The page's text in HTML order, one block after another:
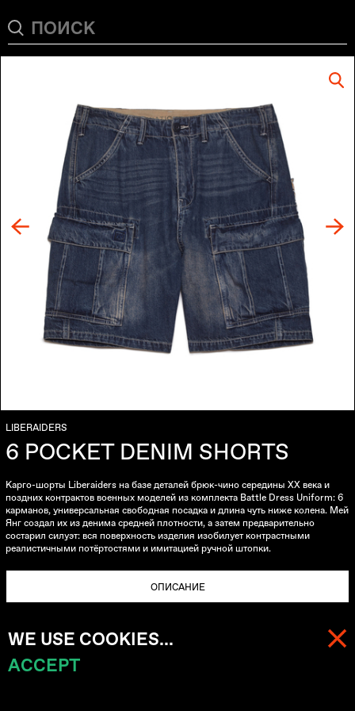
МЕНЮ
LIBERAIDERS
6 POCKET DENIM SHORTS
Карго-шорты Liberaiders на базе деталей брюк-чино середины XX века и
поздних контрактов военных моделей из комплекта Battle Dress Uniform: 6
карманов, универсальная свободная посадка и длина чуть ниже колена. Мей
Янг создал их из денима средней плотности, а затем предварительно
состарил силуэт: вся поверхность изделия изобилует контрастными
реалистичными потёртостями и имитацией ручной штопки.
ОПИСАНИЕ
Деним средней плотности
Реалистичные контрастные потёртости и имитация ручной штопки
WE USE COOKIES...
ACCEPT